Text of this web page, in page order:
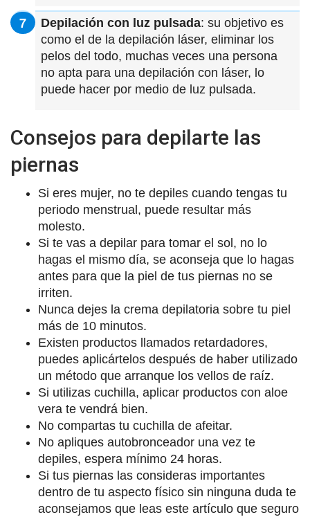
Depilación con luz pulsada: su objetivo es
como el de la depilación láser, eliminar los
pelos del todo, muchas veces una persona
no apta para una depilación con láser, lo
puede hacer por medio de luz pulsada.
Consejos para depilarte las
piernas
Si eres mujer, no te depiles cuando tengas tu
periodo menstrual, puede resultar más
molesto.
Si te vas a depilar para tomar el sol, no lo
hagas el mismo día, se aconseja que lo hagas
antes para que la piel de tus piernas no se
irriten.
Nunca dejes la crema depilatoria sobre tu piel
más de 10 minutos.
Existen productos llamados retardadores,
puedes aplicártelos después de haber utilizado
un método que arranque los vellos de raíz.
Si utilizas cuchilla, aplicar productos con aloe
vera te vendrá bien.
No compartas tu cuchilla de afeitar.
No apliques autobronceador una vez te
depiles, espera mínimo 24 horas.
Si tus piernas las consideras importantes
dentro de tu aspecto físico sin ninguna duda te
aconsejamos que leas este artículo que seguro